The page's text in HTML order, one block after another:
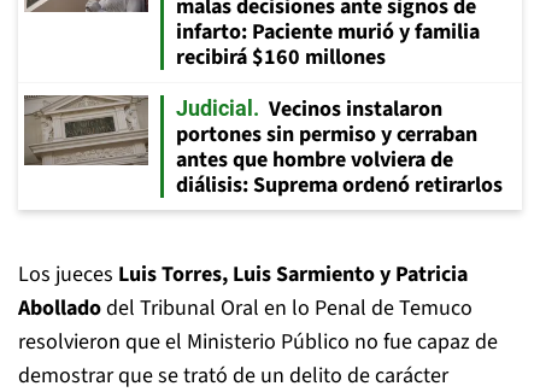
malas decisiones ante signos de
infarto: Paciente murió y familia
recibirá $160 millones
Judicial
Vecinos instalaron
portones sin permiso y cerraban
antes que hombre volviera de
diálisis: Suprema ordenó retirarlos
Los jueces Luis Torres, Luis Sarmiento y Patricia
Abolladodel Tribunal Oral en lo Penal de Temuco
resolvieron que el Ministerio Público no fue capaz de
demostrar que se trató de un delito de carácter